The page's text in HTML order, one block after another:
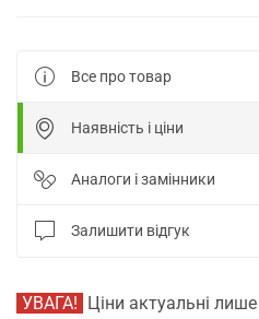
Все про товар
Наявність і ціни
Аналоги і замінники
Залишити відгук
УВАГА! Ціни актуальні